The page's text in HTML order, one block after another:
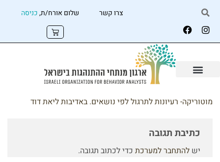
צרו קשר שלום אורח/ת,כניסה
מוטוריקה- רעיונות לתרגול לפי נושאים. באדיבות ליאת דוד
כתיבת תגובה
יש להתחבר למערכת כדי לכתוב תגובה.